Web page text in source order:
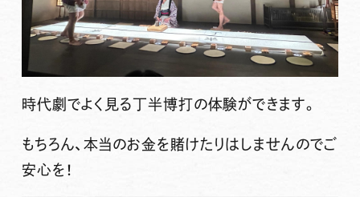
時代劇でよく見る丁半博打の体験ができます。
もちろん、本当のお金を賭けたりはしませんのでご
安心を！